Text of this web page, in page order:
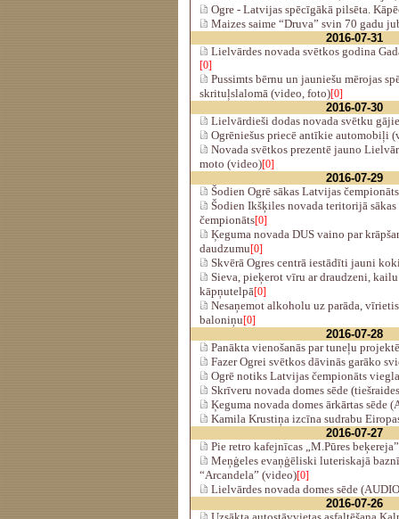
Ogre - Latvijas spēcīgākā pilsēta.
Maizes saime “Druva” svin 70 gadu
2016-07-31
Lielvārdes novada svētkos godina
[0]
Pussimts bērnu un jauniešu mērojas
skrituļslalomā (video, foto)[0]
2016-07-30
Lielvārdieši dodas novada svētku
Ogrēniešus priecē antīkie automobiļi
Novada svētkos prezentē jauno
moto (video)[0]
2016-07-29
Šodien Ogrē sākas Latvijas
Šodien Ikšķiles novada teritorijā
čempionāts[0]
Ķeguma novada DUS vaino par
daudzumu[0]
Skvērā Ogres centrā iestādīti jauni
Sieva, pieķerot vīru ar draudzeni,
kāpņutelpā[0]
Nesaņemot alkoholu uz parāda,
baloniņu[0]
2016-07-28
Panākta vienošanās par tuneļu
Fazer Ogrei svētkos dāvinās garāko
Ogrē notiks Latvijas čempionāts
Skrīveru novada domes sēde
Ķeguma novada domes ārkārtas sēde
Kamila Krustiņa izcīna sudrabu
2016-07-27
Pie retro kafejnīcas „M.Pūres
Meņģeles evaņģēliski luteriskajā
“Arcandela” (video)[0]
Lielvārdes novada domes sēde
2016-07-26